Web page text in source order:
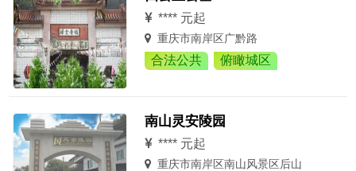
**** 元起
重庆市南岸区广黔路
合法公共 俯瞰城区
南山灵安陵园
**** 元起
重庆市南岸区南山风景区后山